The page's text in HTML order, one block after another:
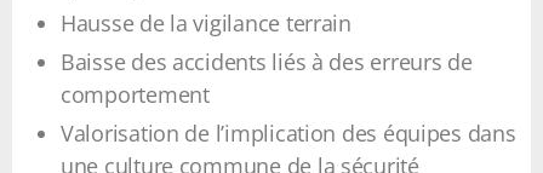
Hausse de la vigilance terrain
Baisse des accidents liés à des erreurs de
comportement
Valorisation de l’implication des équipes dans
une culture commune de la sécurité